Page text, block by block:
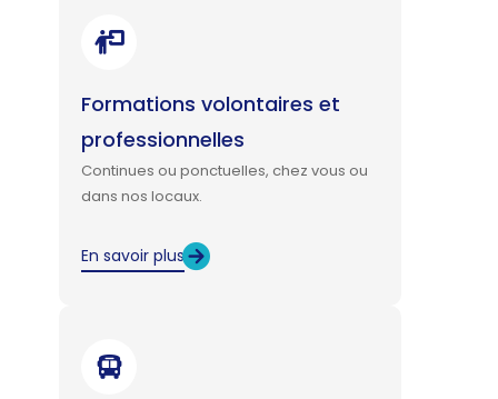
Formations volontaires et
professionnelles
Continues ou ponctuelles, chez vous ou
dans nos locaux.
En savoir plus